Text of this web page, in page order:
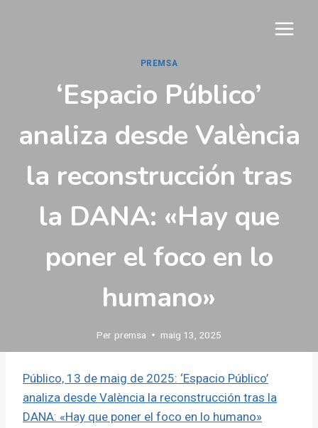
PREMSA
‘Espacio Público’
analiza desde València
la reconstrucción tras
la DANA: «Hay que
poner el foco en lo
humano»
Per premsa maig 13, 2025
Público, 13 de maig de 2025: ‘Espacio Público’
analiza desde València la reconstrucción tras la
DANA: «Hay que poner el foco en lo humano»